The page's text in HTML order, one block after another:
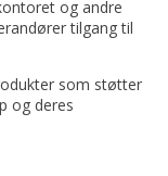
og andre
tilgang til
som støtter
og deres